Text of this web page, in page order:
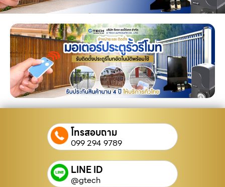
โทรสอบถาม
099 294 9789
LINE ID
@gtech